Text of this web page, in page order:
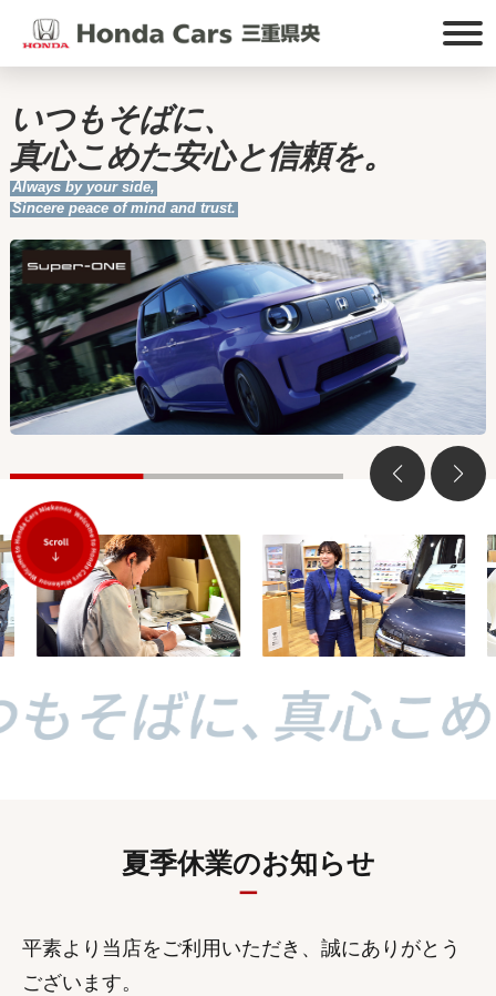
いつもそばに、
真心こめた安心と信頼を。
Always by your side,
Sincere peace of mind and trust.
夏季休業のお知らせ
平素より当店をご利用いただき、誠にありがとう
ございます。